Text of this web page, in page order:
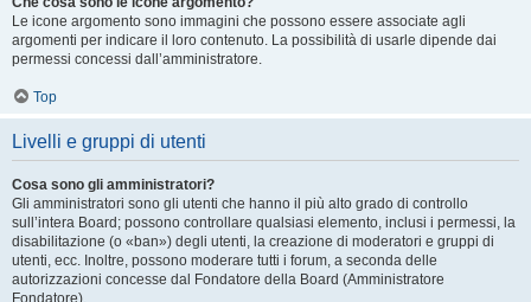
Le icone argomento sono immagini che possono essere associate agli
argomenti per indicare il loro contenuto. La possibilità di usarle dipende dai
permessi concessi dall’amministratore.
Top
Livelli e gruppi di utenti
Cosa sono gli amministratori?
Gli amministratori sono gli utenti che hanno il più alto grado di controllo
sull’intera Board; possono controllare qualsiasi elemento, inclusi i permessi, la
disabilitazione (o «ban») degli utenti, la creazione di moderatori e gruppi di
utenti, ecc. Inoltre, possono moderare tutti i forum, a seconda delle
autorizzazioni concesse dal Fondatore della Board (Amministratore
Fondatore).